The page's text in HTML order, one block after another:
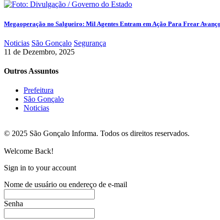
Megaoperação no Salgueiro: Mil Agentes Entram em Ação Para Frear
Noticias São Gonçalo Segurança
11 de Dezembro, 2025
Outros Assuntos
Prefeitura
São Gonçalo
Noticias
© 2025 São Gonçalo Informa. Todos os direitos reservados.
Welcome Back!
Sign in to your account
Nome de usuário ou endereço de e-mail
Senha